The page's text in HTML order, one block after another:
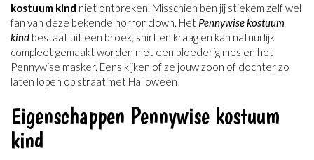
kostuum kind niet ontbreken. Misschien ben jij stiekem zelf wel
fan van deze bekende horror clown. Het Pennywise kostuum
kind bestaat uit een broek, shirt en kraag en kan natuurlijk
compleet gemaakt worden met een bloederig mes en het
Pennywise masker. Eens kijken of ze jouw zoon of dochter zo
laten lopen op straat met Halloween!
Eigenschappen Pennywise kostuum
kind